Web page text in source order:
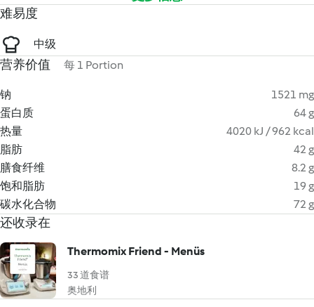
难易度
中级
营养价值 每 1 Portion
钠
1521 mg
蛋白质
64 g
热量
4020 kJ / 962 kcal
脂肪
42 g
膳食纤维
8.2 g
饱和脂肪
19 g
碳水化合物
72 g
还收录在
Thermomix Friend - Menüs
33 道食谱
奥地利